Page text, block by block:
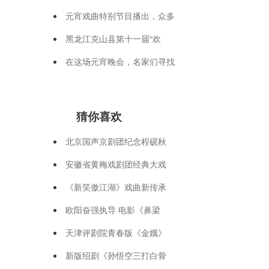
元宵戏曲特别节目播出，众多
黑龙江克山县第十一届“欢
在这场元宵晚会，名家们寻找
猜你喜欢
北京国声京剧团纪念程砚秋
安徽省黄梅戏剧团经典大戏
《新笑傲江湖》戏曲新传承
欧阳奋强执导 电影《鼻梁
天津评剧院青春版《金娥》
新版绍剧《孙悟空三打白骨